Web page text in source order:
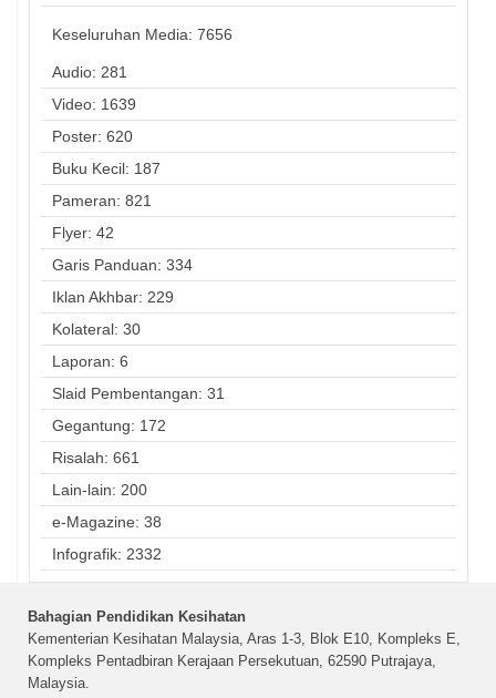
Keseluruhan Media: 7656
Audio: 281
Video: 1639
Poster: 620
Buku Kecil: 187
Pameran: 821
Flyer: 42
Garis Panduan: 334
Iklan Akhbar: 229
Kolateral: 30
Laporan: 6
Slaid Pembentangan: 31
Gegantung: 172
Risalah: 661
Lain-lain: 200
e-Magazine: 38
Infografik: 2332
Bahagian Pendidikan Kesihatan
Kementerian Kesihatan Malaysia, Aras 1-3, Blok E10, Kompleks E,
Kompleks Pentadbiran Kerajaan Persekutuan, 62590 Putrajaya,
Malaysia.